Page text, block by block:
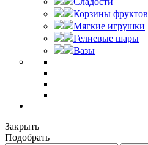
Корзины фруктов
Мягкие игрушки
Гелиевые шары
Вазы
Закрыть
Подобрать